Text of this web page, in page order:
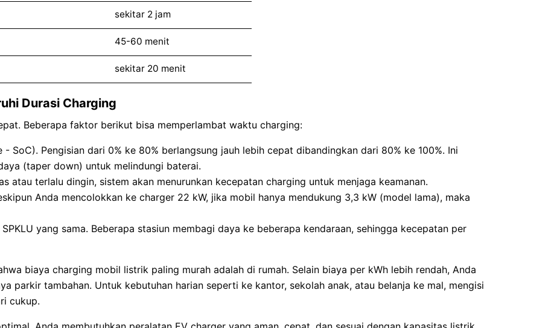
sekitar 2 jam
45-60 menit
sekitar 20 menit
Durasi Charging
Beberapa faktor berikut bisa memperlambat waktu charging:
SoC). Pengisian dari 0% ke 80% berlangsung jauh lebih cepat dibandingkan dari 80% ke 100%. Ini
(taper down) untuk melindungi baterai.
atau terlalu dingin, sistem akan menurunkan kecepatan charging untuk menjaga keamanan.
Anda mencolokkan ke charger 22 kW, jika mobil hanya mendukung 3,3 kW (model lama), maka
yang sama. Beberapa stasiun membagi daya ke beberapa kendaraan, sehingga kecepatan per
biaya charging mobil listrik paling murah adalah di rumah. Selain biaya per kWh lebih rendah, Anda
parkir tambahan. Untuk kebutuhan harian seperti ke kantor, sekolah anak, atau belanja ke mal, mengisi
cukup.